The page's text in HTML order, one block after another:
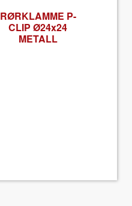
RØRKLAMME P-
CLIP Ø24x24
METALL